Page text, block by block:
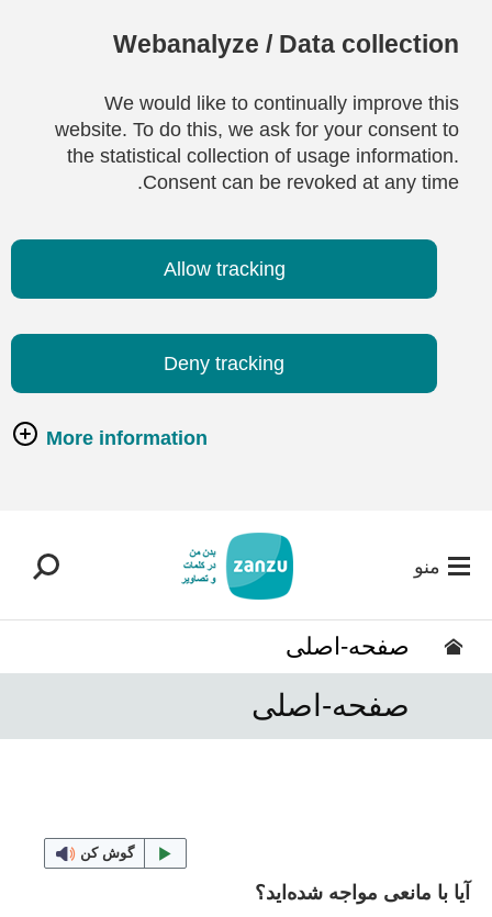
Webanalyze / Data collection
We would like to continually improve this
website. To do this, we ask for your consent to
the statistical collection of usage information.
Consent can be revoked at any time.
Allow tracking
Deny tracking
More information
منو
صفحه-اصلی
صفحه-اصلی
گوش کن
آیا با مانعی مواجه شده‌اید؟